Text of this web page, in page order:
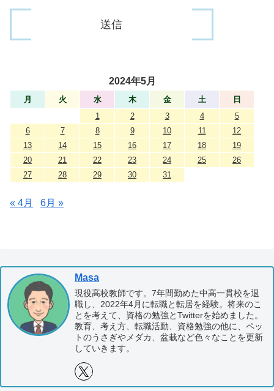
2024年5月
月 火 水 木 金 土
日
1
2 3 4
5
6
7 8 9 10 11
12
13
14 15 16 17 18
19
20
21 22 23 24 25
26
27
28 29 30 31
« 4月 6月 »
Masa
現役高校教師です。7年間勤めた中高一貫校を退
職し、2022年4月に転職と転居を経験。将来のこ
とを考えて、資格の勉強とTwitterを始めました。
教育、考え方、転職活動、資格勉強の他に、ペッ
トのうさぎやメダカ、盆栽など色々なことを更新
していきます。